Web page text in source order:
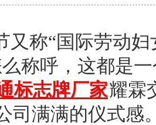
又称“国际劳动
称呼，这都是
标志牌厂家耀霖
司满满的仪式感